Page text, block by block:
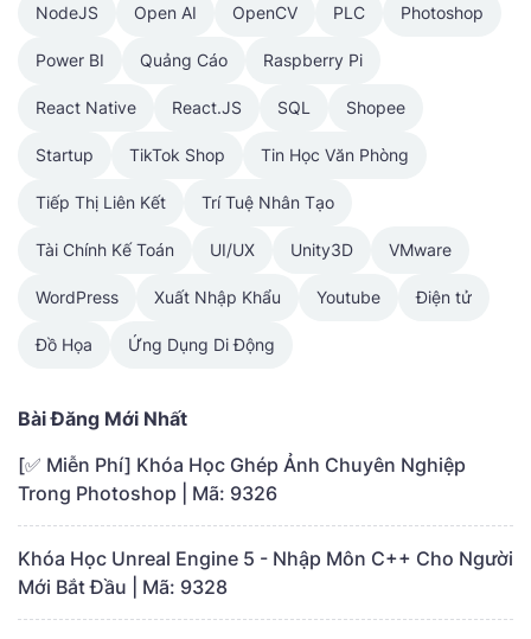
NodeJS Open AI OpenCV PLC Photoshop
Power BI Quảng Cáo Raspberry Pi
React Native React.JS SQL Shopee
Startup TikTok Shop Tin Học Văn Phòng
Tiếp Thị Liên Kết Trí Tuệ Nhân Tạo
Tài Chính Kế Toán UI/UX Unity3D VMware
WordPress Xuất Nhập Khẩu Youtube Điện tử
Đồ Họa Ứng Dụng Di Động
Bài Đăng Mới Nhất
[✅ Miễn Phí] Khóa Học Ghép Ảnh Chuyên Nghiệp
Trong Photoshop | Mã: 9326
Khóa Học Unreal Engine 5 - Nhập Môn C++ Cho Người
Mới Bắt Đầu | Mã: 9328